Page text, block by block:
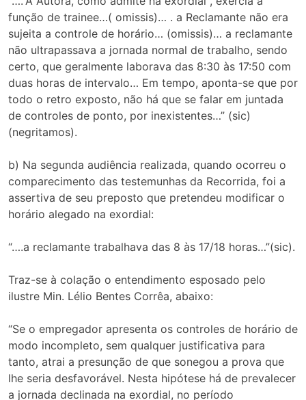
função de trainee…( omissis)… . a Reclamante não era
sujeita a controle de horário… (omissis)… a reclamante
não ultrapassava a jornada normal de trabalho, sendo
certo, que geralmente laborava das 8:30 às 17:50 com
duas horas de intervalo… Em tempo, aponta-se que por
todo o retro exposto, não há que se falar em juntada
de controles de ponto, por inexistentes…” (sic)
(negritamos).
b) Na segunda audiência realizada, quando ocorreu o
comparecimento das testemunhas da Recorrida, foi a
assertiva de seu preposto que pretendeu modificar o
horário alegado na exordial:
“….a reclamante trabalhava das 8 às 17/18 horas…”(sic).
Traz-se à colação o entendimento esposado pelo
ilustre Min. Lélio Bentes Corrêa, abaixo:
“Se o empregador apresenta os controles de horário de
modo incompleto, sem qualquer justificativa para
tanto, atrai a presunção de que sonegou a prova que
lhe seria desfavorável. Nesta hipótese há de prevalecer
a jornada declinada na exordial, no período